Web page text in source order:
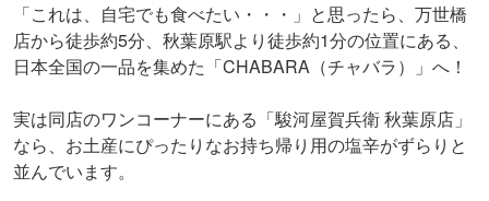
「これは、自宅でも食べたい・・・」と思ったら、万世橋
店から徒歩約5分、秋葉原駅より徒歩約1分の位置にある、
日本全国の一品を集めた「CHABARA（チャバラ）」へ！
実は同店のワンコーナーにある「駿河屋賀兵衛 秋葉原店」
なら、お土産にぴったりなお持ち帰り用の塩辛がずらりと
並んでいます。